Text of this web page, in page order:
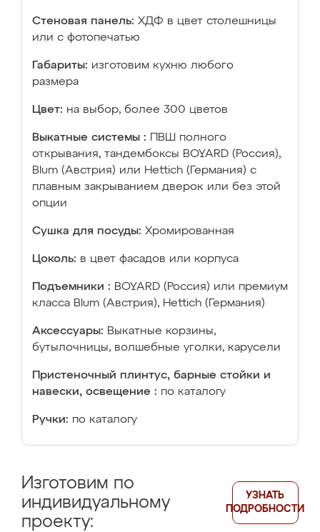
Стеновая панель: ХДФ в цвет столешницы
или с фотопечатью
Габариты: изготовим кухню любого
размера
Цвет: на выбор, более 300 цветов
Выкатные системы :
ПВШ полного
открывания, тандембоксы BOYARD (Россия),
Blum (Австрия) или Hettich (Германия) с
плавным закрыванием дверок или без этой
опции
Сушка для посуды: Хромированная
Цоколь: в цвет фасадов или корпуса
Подъемники : BOYARD (Россия) или премиум
класса Blum (Австрия), Hettich (Германия)
Аксессуары: Выкатные корзины,
бутылочницы, волшебные уголки, карусели
Пристеночный плинтус, барные стойки и
навески, освещение : по каталогу
Ручки: по каталогу
Изготовим по
индивидуальному
проекту:
УЗНАТЬ
ПОДРОБНОСТИ